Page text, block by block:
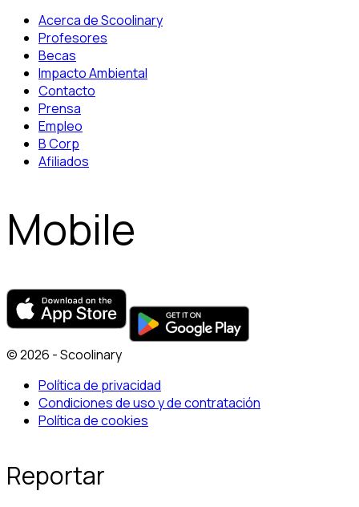
Acerca de Scoolinary
Profesores
Becas
Impacto Ambiental
Contacto
Prensa
Empleo
B Corp
Afiliados
Mobile
© 2026 - Scoolinary
Política de privacidad
Condiciones de uso y de contratación
Política de cookies
Reportar